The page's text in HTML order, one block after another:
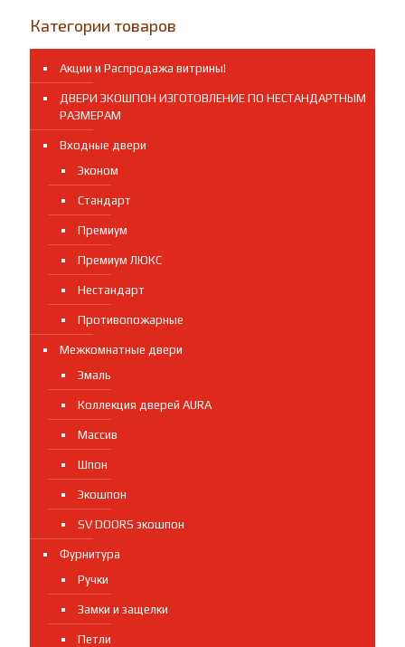
Категории товаров
Акции и Распродажа витрины!
ДВЕРИ ЭКОШПОН ИЗГОТОВЛЕНИЕ ПО НЕСТАНДАРТНЫМ
РАЗМЕРАМ
Входные двери
Эконом
Стандарт
Премиум
Премиум ЛЮКС
Нестандарт
Противопожарные
Межкомнатные двери
Эмаль
Коллекция дверей AURA
Массив
Шпон
Экошпон
SV DOORS экошпон
Фурнитура
Ручки
Замки и защелки
Петли